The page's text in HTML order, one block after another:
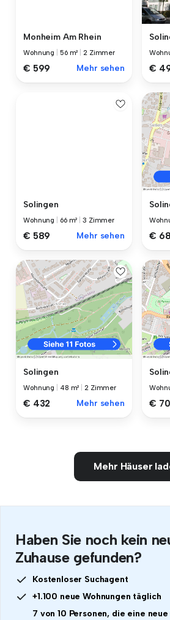
Monheim Am Rhein
Wohnung 56 m² |2 Zimmer
€ 599 Mehr sehen €
Solingen
Wohnung 66 m² |3 Zimmer
€ 589 Mehr sehen €
Solingen
Wohnung 48 m² |2 Zimmer
€ 432 Mehr sehen €
Mehr Häuser
Haben Sie noch kein
Zuhause gefunden?
Kostenloser Suchagent
+1.100 neue Wohnungen täglich
7 von 10 Personen, die eine neue